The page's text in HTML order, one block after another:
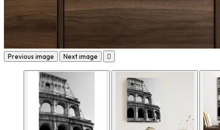
Previous image Next image 